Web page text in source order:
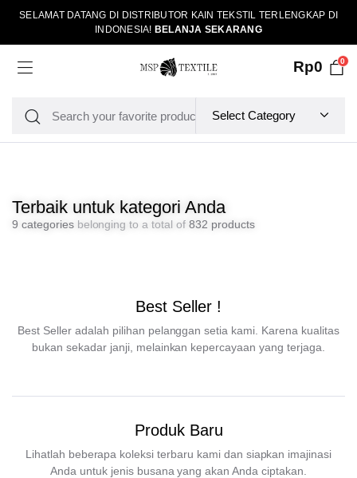
SELAMAT DATANG DI DISTRIBUTOR KAIN TEKSTIL TERLENGKAP DI
INDONESIA! BELANJA SEKARANG
Rp0 0
Terbaik untuk kategori Anda
9 categoriesbelonging to a total of 832 products
Best Seller !
Best Seller adalah pilihan pelanggan setia kami. Karena kualitas
bukan sekadar janji, melainkan kepercayaan yang terjaga.
Produk Baru
Lihatlah beberapa koleksi terbaru kami dan siapkan imajinasi
Anda untuk jenis busana yang akan Anda ciptakan.